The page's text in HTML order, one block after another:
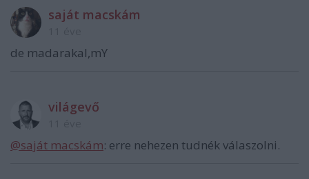
saját macskám
de madarakal,mY
világevő
@saját macskám: erre nehezen tudnék válaszolni.